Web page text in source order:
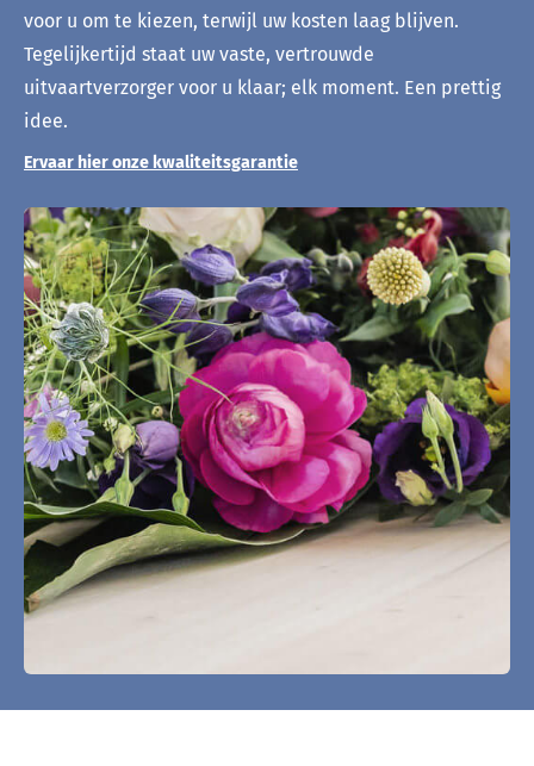
voor u om te kiezen, terwijl uw kosten laag blijven.
Tegelijkertijd staat uw vaste, vertrouwde
uitvaartverzorger voor u klaar; elk moment. Een prettig
idee.
Ervaar hier onze kwaliteitsgarantie